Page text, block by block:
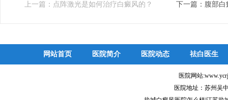
上一篇： 点阵激光是如何治疗白癜风的？ 下一篇： 腹部白
网站首页 医院简介 医院动态 祛白医生
医院网站
医院地址：苏州吴